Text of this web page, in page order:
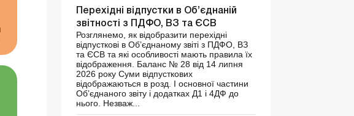
Перехідні відпустки в Об’єднаній
звітності з ПДФО, ВЗ та ЄСВ
Розглянемо, як відобразити перехідні
відпусткові в Об’єднаному звіті з ПДФО, ВЗ
та ЄСВ та які особливості мають правила їх
відображення. Баланс № 28 від 14 липня
2026 року Суми відпусткових
відображаються в розд. І основної частини
Об’єднаного звіту і додатках Д1 і 4ДФ до
нього. Незваж...